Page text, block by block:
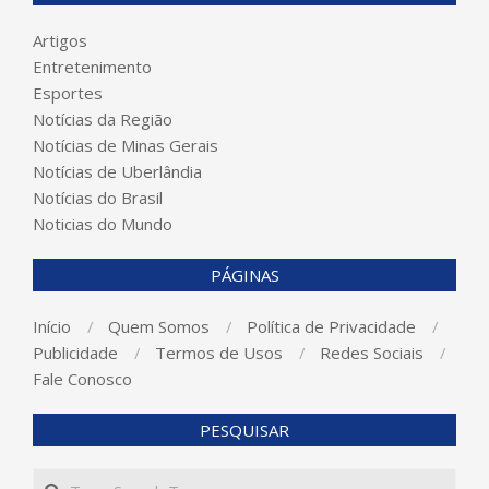
Artigos
Entretenimento
Esportes
Notícias da Região
Notícias de Minas Gerais
Notícias de Uberlândia
Notícias do Brasil
Noticias do Mundo
PÁGINAS
Início Quem Somos
Política de Privacidade
Publicidade
Termos de Usos
Redes Sociais
Fale Conosco
PESQUISAR
Search